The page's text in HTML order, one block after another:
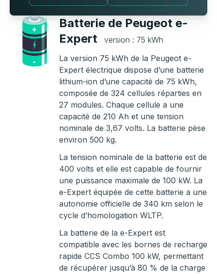
Batterie de Peugeot e-
Expert
version : 75 kWh
La version 75 kWh de la Peugeot e-
Expert électrique dispose d’une batterie
lithium-ion d’une capacité de 75 kWh,
composée de 324 cellules réparties en
27 modules. Chaque cellule a une
capacité de 210 Ah et une tension
nominale de 3,67 volts. La batterie pèse
environ 500 kg.
La tension nominale de la batterie est de
400 volts et elle est capable de fournir
une puissance maximale de 100 kW. La
e-Expert équipée de cette batterie a une
autonomie officielle de 340 km selon le
cycle d’homologation WLTP.
La batterie de la e-Expert est
compatible avec les bornes de recharge
rapide CCS Combo 100 kW, permettant
de récupérer jusqu’à 80 % de la charge